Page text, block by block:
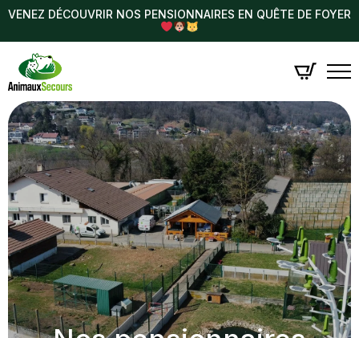
VENEZ DÉCOUVRIR NOS PENSIONNAIRES EN QUÊTE DE FOYER